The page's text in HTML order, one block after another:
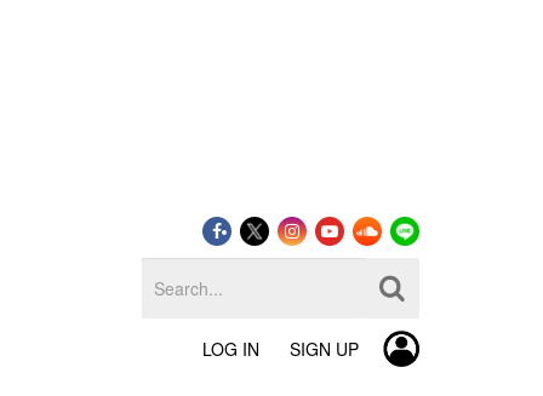
LOG IN SIGN UP